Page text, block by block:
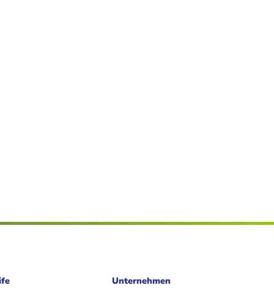
Unternehmen